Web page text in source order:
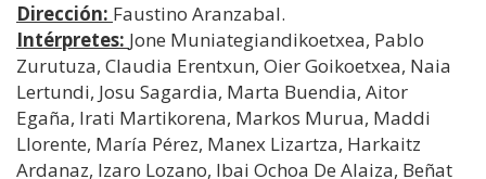
Dirección: Faustino Aranzabal.
Intérpretes: Jone Muniategiandikoetxea, Pablo
Zurutuza, Claudia Erentxun, Oier Goikoetxea, Naia
Lertundi, Josu Sagardia, Marta Buendia, Aitor
Egaña, Irati Martikorena, Markos Murua, Maddi
Llorente, María Pérez, Manex Lizartza, Harkaitz
Ardanaz, Izaro Lozano, Ibai Ochoa De Alaiza, Beñat